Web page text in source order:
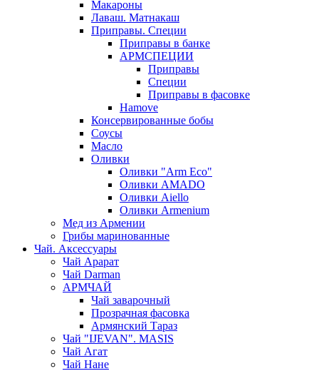
Макароны
Лаваш. Матнакаш
Приправы. Специи
Приправы в банке
АРМСПЕЦИИ
Приправы
Специи
Приправы в фасовке
Hamove
Консервированные бобы
Соусы
Масло
Оливки
Оливки "Arm Eco"
Оливки AMADO
Оливки Aiello
Оливки Armenium
Мед из Армении
Грибы маринованные
Чай. Аксессуары
Чай Арарат
Чай Darman
АРМЧАЙ
Чай заварочный
Прозрачная фасовка
Армянский Тараз
Чай "IJEVAN". MASIS
Чай Агат
Чай Нане